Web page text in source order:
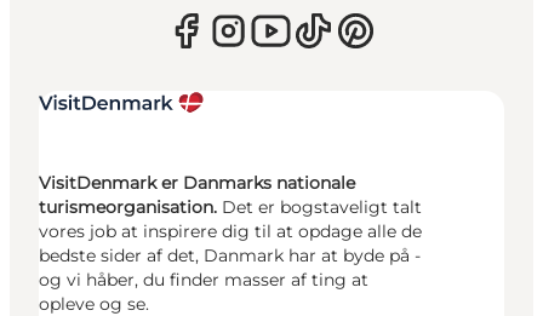
VisitDenmark er Danmarks nationale
turismeorganisation. Det er bogstaveligt talt
vores job at inspirere dig til at opdage alle de
bedste sider af det, Danmark har at byde på -
og vi håber, du finder masser af ting at
opleve og se.